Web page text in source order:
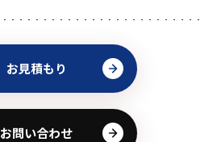
お見積もり
お問い合わせ